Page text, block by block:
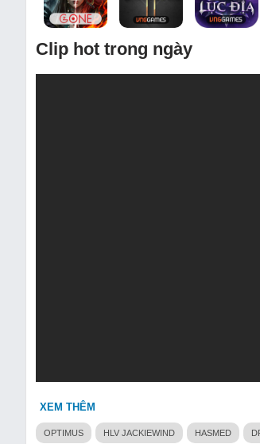
Clip hot trong ngày
XEM THÊM
OPTIMUS HLV JACKIEWIND HASMED